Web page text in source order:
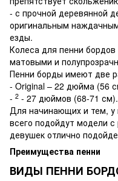
- с прочной деревянной
оригинальным
езды.
Колеса для пенни
матовыми и
Пенни борды имеют две
- Original – 22 дюйма (56
- 2 - 27 дюймов (68-71 см).
Для начинающих и тем, у
всего подойдут модели
девушек отлично
Преимущества пенни
ВИДЫ ПЕННИ